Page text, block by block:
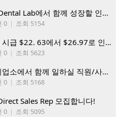
(Renton 이전) Motoyoshi Dental Lab에서 함께 성장할 인재를 모십니다.
0 | 조회 5154
대한부인회 2026년 간병인 시급 $22. 63에서 $26.97로 인상. 지금 간병인들을 모집합니다
0 | 조회 5623
KENT에 위치한 자동차 수리업소에서 함께 일하실 직원/사무직원 구합니다.
0 | 조회 5168
Sales Rep 모집합니다!
0 | 조회 5095